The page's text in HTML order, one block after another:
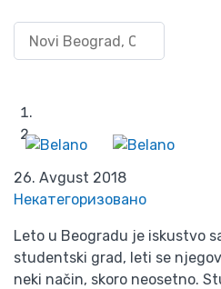
Kako
Kako provesti
26. Avgust 2018
Некатегоризовано
Leto u Beogradu je iskustvo
studentski grad, leti se
neki način, skoro neosetno.